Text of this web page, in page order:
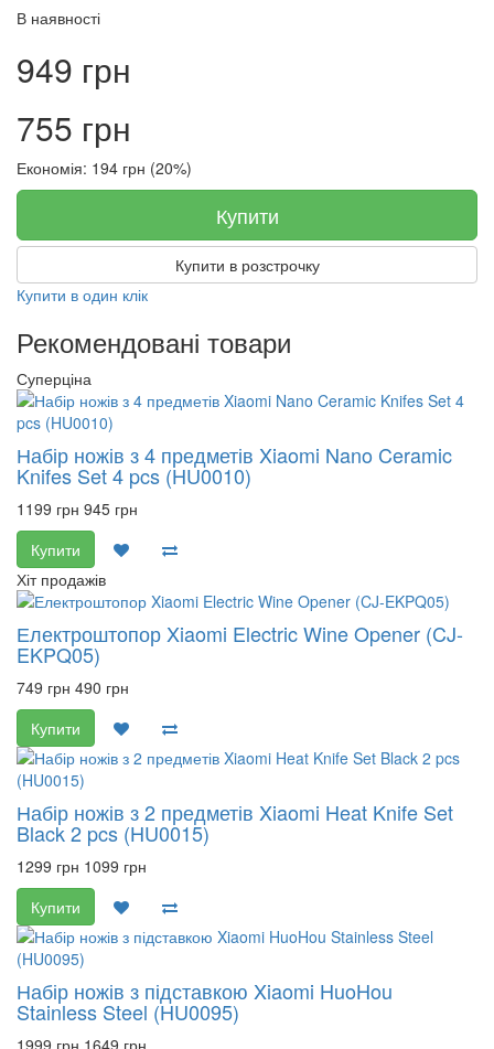
В наявності
949 грн
755 грн
Економія: 194 грн (20%)
Купити
Купити в розстрочку
Купити в один клік
Рекомендовані товари
Суперціна
Набір ножів з 4 предметів Xiaomi Nano Ceramic
Knifes Set 4 pcs (HU0010)
1199 грн 945 грн
Купити
Хіт продажів
Електроштопор Xiaomi Electric Wine Opener (CJ-
EKPQ05)
749 грн 490 грн
Купити
Набір ножів з 2 предметів Xiaomi Heat Knife Set
Black 2 pcs (HU0015)
1299 грн 1099 грн
Купити
Набір ножів з підставкою Xiaomi HuoHou
Stainless Steel (HU0095)
1999 грн 1649 грн